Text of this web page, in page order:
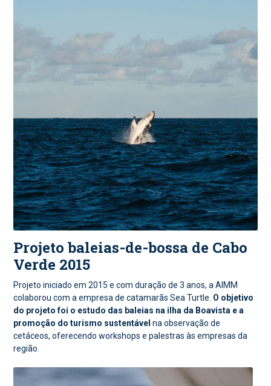
Projeto baleias-de-bossa de Cabo
Verde 2015
Projeto iniciado em 2015 e com duração de 3 anos, a AIMM
colaborou com a empresa de catamarãs Sea Turtle. O objetivo
do projeto foi o estudo das baleias na ilha da Boavista e a
promoção do turismo sustentávelna observação de
cetáceos, oferecendo workshops e palestras às empresas da
região.